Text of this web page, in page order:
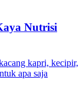
Nutrisi
kapri, kecipir,
apa saja